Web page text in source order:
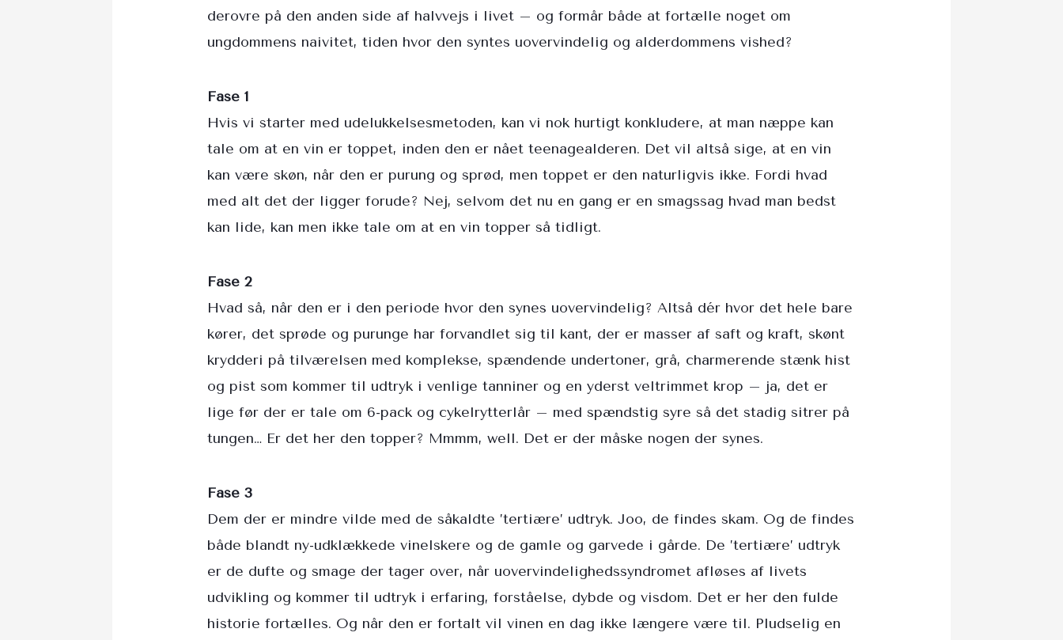
derovre på den anden side af halvvejs i livet – og formår både at fortælle noget om
ungdommens naivitet, tiden hvor den syntes uovervindelig og alderdommens vished?
Fase 1
Hvis vi starter med udelukkelsesmetoden, kan vi nok hurtigt konkludere, at man næppe kan
tale om at en vin er toppet, inden den er nået teenagealderen. Det vil altså sige, at en vin
kan være skøn, når den er purung og sprød, men toppet er den naturligvis ikke. Fordi hvad
med alt det der ligger forude? Nej, selvom det nu en gang er en smagssag hvad man bedst
kan lide, kan men ikke tale om at en vin topper så tidligt.
Fase 2
Hvad så, når den er i den periode hvor den synes uovervindelig? Altså dér hvor det hele bare
kører, det sprøde og purunge har forvandlet sig til kant, der er masser af saft og kraft, skønt
krydderi på tilværelsen med komplekse, spændende undertoner, grå, charmerende stænk hist
og pist som kommer til udtryk i venlige tanniner og en yderst veltrimmet krop – ja, det er
lige før der er tale om 6-pack og cykelrytterlår – med spændstig syre så det stadig sitrer på
tungen… Er det her den topper? Mmmm, well. Det er der måske nogen der synes.
Fase 3
Dem der er mindre vilde med de såkaldte ’tertiære’ udtryk. Joo, de findes skam. Og de findes
både blandt ny-udklækkede vinelskere og de gamle og garvede i gårde. De ’tertiære’ udtryk
er de dufte og smage der tager over, når uovervindelighedssyndromet afløses af livets
udvikling og kommer til udtryk i erfaring, forståelse, dybde og visdom. Det er her den fulde
historie fortælles. Og når den er fortalt vil vinen en dag ikke længere være til. Pludselig en